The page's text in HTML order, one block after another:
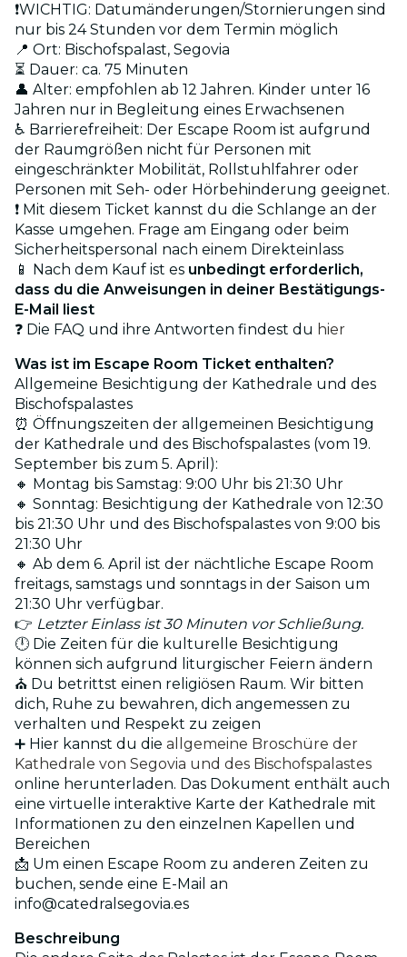
❗WICHTIG: Datumänderungen/Stornierungen sind
nur bis 24 Stunden vor dem Termin möglich
📍 Ort: Bischofspalast, Segovia
⏳ Dauer: ca. 75 Minuten
👤 Alter: empfohlen ab 12 Jahren. Kinder unter 16
Jahren nur in Begleitung eines Erwachsenen
♿ Barrierefreiheit: Der Escape Room ist aufgrund
der Raumgrößen nicht für Personen mit
eingeschränkter Mobilität, Rollstuhlfahrer oder
Personen mit Seh- oder Hörbehinderung geeignet.
❗ Mit diesem Ticket kannst du die Schlange an der
Kasse umgehen. Frage am Eingang oder beim
Sicherheitspersonal nach einem Direkteinlass
📱 Nach dem Kauf ist es unbedingt erforderlich,
dass du die Anweisungen in deiner Bestätigungs-
E-Mail liest
❓ Die FAQ und ihre Antworten findest du hier
Was ist im Escape Room Ticket enthalten?
Allgemeine Besichtigung der Kathedrale und des
Bischofspalastes
⏰ Öffnungszeiten der allgemeinen Besichtigung
der Kathedrale und des Bischofspalastes (vom 19.
September bis zum 5. April):
🔸 Montag bis Samstag: 9:00 Uhr bis 21:30 Uhr
🔸 Sonntag: Besichtigung der Kathedrale von 12:30
bis 21:30 Uhr und des Bischofspalastes von 9:00 bis
21:30 Uhr
🔸 Ab dem 6. April ist der nächtliche Escape Room
freitags, samstags und sonntags in der Saison um
21:30 Uhr verfügbar.
👉 Letzter Einlass ist 30 Minuten vor Schließung.
🕛 Die Zeiten für die kulturelle Besichtigung
können sich aufgrund liturgischer Feiern ändern
⛪ Du betrittst einen religiösen Raum. Wir bitten
dich, Ruhe zu bewahren, dich angemessen zu
verhalten und Respekt zu zeigen
➕ Hier kannst du die allgemeine Broschüre der
Kathedrale von Segovia und des Bischofspalastes
online herunterladen. Das Dokument enthält auch
eine virtuelle interaktive Karte der Kathedrale mit
Informationen zu den einzelnen Kapellen und
Bereichen
📩 Um einen Escape Room zu anderen Zeiten zu
buchen, sende eine E-Mail an
info@catedralsegovia.es
Beschreibung